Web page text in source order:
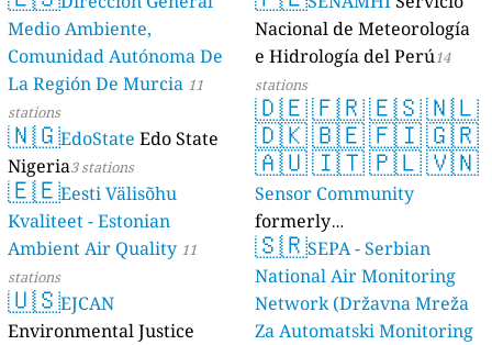
Medio Ambiente,
Comunidad Autónoma De
La Región De Murcia 11
stations
🇳🇬EdoState Edo State
Nigeria3 stations
🇪🇪Eesti Välisõhu
Kvaliteet - Estonian
Ambient Air Quality 11
stations
🇺🇸EJCAN
Environmental Justice
Nacional de Meteorología
e Hidrología del Perú14
stations
🇩🇪🇫🇷🇪🇸🇳🇱
🇩🇰🇧🇪🇫🇮🇬🇷
🇦🇺🇮🇹🇵🇱🇻🇳
Sensor Community
formerly
luftdaten.info35819 stations
🇸🇷SEPA - Serbian
National Air Monitoring
Network (Državna Mreža
Za Automatski Monitoring